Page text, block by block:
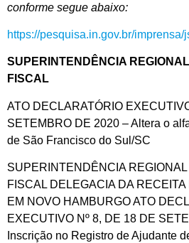
conforme segue abaixo:
https://pesquisa.in.gov.br/
SUPERINTENDÊNCIA
FISCAL
ATO DECLARATÓRIO
SETEMBRO DE 2020 – Altera o
de São Francisco do Sul/SC
SUPERINTENDÊNCIA REGIONAL
FISCAL DELEGACIA DA
EM NOVO HAMBURGO ATO
EXECUTIVO Nº 8, DE 18 DE
Inscrição no Registro de Ajudante